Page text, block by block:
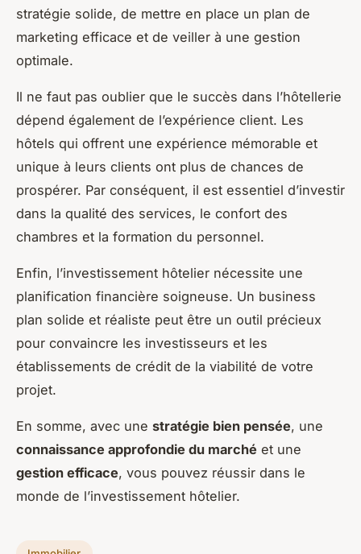
stratégie solide, de mettre en place un plan de
marketing efficace et de veiller à une gestion
optimale.
Il ne faut pas oublier que le succès dans l’hôtellerie
dépend également de l’expérience client. Les
hôtels qui offrent une expérience mémorable et
unique à leurs clients ont plus de chances de
prospérer. Par conséquent, il est essentiel d’investir
dans la qualité des services, le confort des
chambres et la formation du personnel.
Enfin, l’investissement hôtelier nécessite une
planification financière soigneuse. Un business
plan solide et réaliste peut être un outil précieux
pour convaincre les investisseurs et les
établissements de crédit de la viabilité de votre
projet.
En somme, avec une stratégie bien pensée, une
connaissance approfondie du marché et une
gestion efficace, vous pouvez réussir dans le
monde de l’investissement hôtelier.